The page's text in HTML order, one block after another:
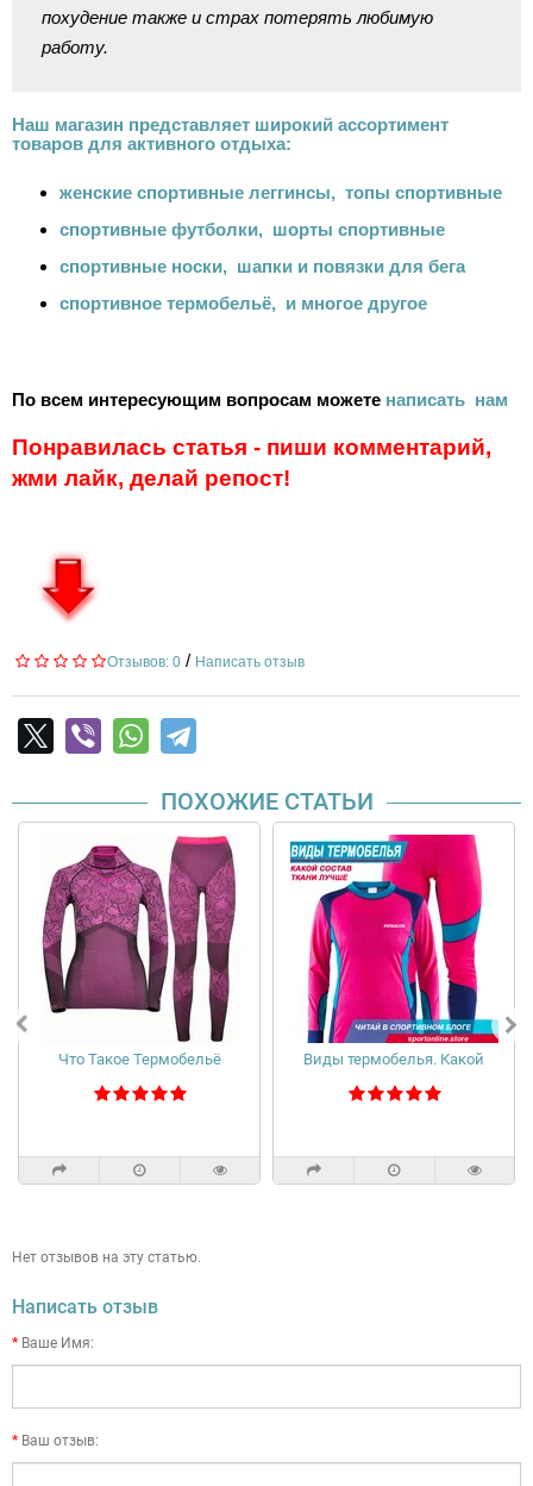
похудение также и страх потерять любимую
работу.
Наш магазин представляет широкий ассортимент
товаров для активного отдыха:
женские спортивные леггинсы, топы спортивные
спортивные футболки, шорты спортивные
спортивные носки, шапки и повязки для бега
спортивное термобельё, и многое другое
По всем интересующим вопросам можете написать нам
Понравилась статья - пиши комментарий,
жми лайк, делай репост!
Отзывов: 0 / Написать отзыв
ПОХОЖИЕ СТАТЬИ
Что Такое Термобельё
Виды термобелья. Какой
Нет отзывов на эту статью.
Написать отзыв
Ваше Имя:
Ваш отзыв: